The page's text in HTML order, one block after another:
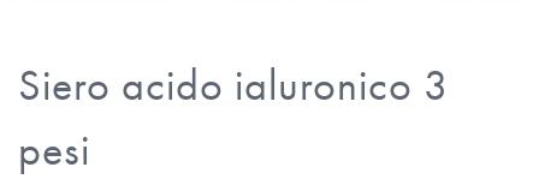
Siero acido ialuronico 3
pesi